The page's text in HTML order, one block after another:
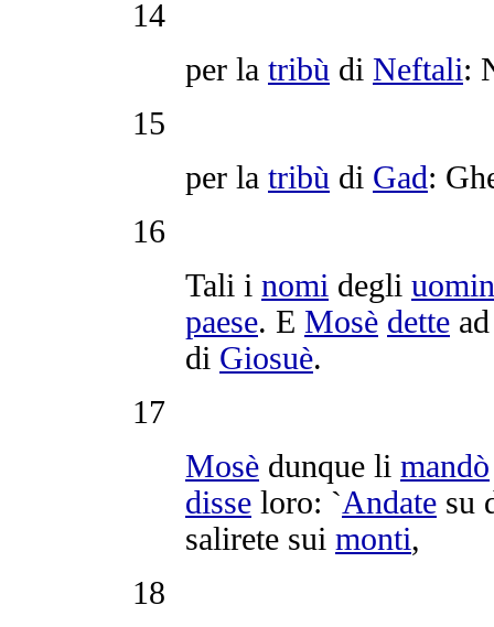
14
per la tribù di Neftali:
15
per la tribù di Gad:
16
Tali i nomi degli
paese. E Mosè dette
di Giosuè.
17
Mosè dunque li mandò
disse loro: `Andate su
salirete sui monti,
18